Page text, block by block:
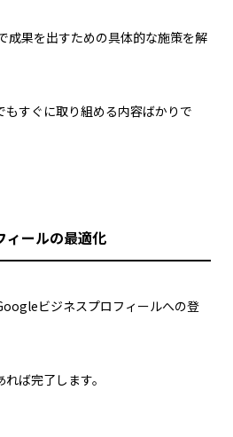
成果を出すための具体的な施策を解
すぐに取り組める内容ばかりで
ールの最適化
ビジネスプロフィールへの登
ば完了します。